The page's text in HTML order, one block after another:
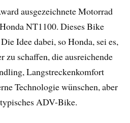
ausgezeichnete Motorrad
NT1100. Dieses Bike
Idee dabei, so Honda, sei es,
zu schaffen, die ausreichende
Langstreckenkomfort
Technologie wünschen, aber
ADV-Bike.